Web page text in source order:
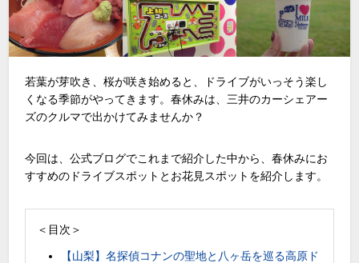
若葉が芽吹き、桜が咲き始めると、ドライブがいっそう楽し
くなる季節がやってきます。春休みは、三井のカーシェアー
ズのクルマで出かけてみませんか？
今回は、公式ブログでこれまで紹介した中から、春休みにお
すすめのドライブスポットとお花見スポットを紹介します。
＜目次＞
【山梨】名探偵コナンの聖地と八ヶ岳を巡る高原ド